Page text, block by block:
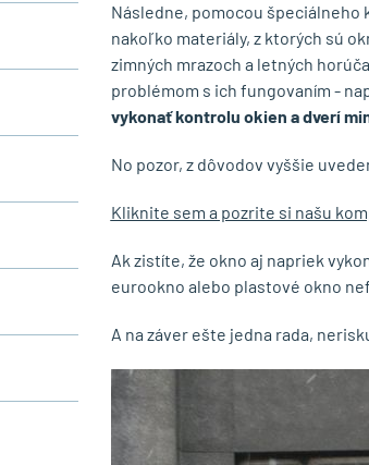
Následne, pomocou špeciálneho
nakoľko materiály, z ktorých sú
zimných mrazoch a letných
problémom s ich fungovaním -
vykonať kontrolu okien a dverí
No pozor, z dôvodov vyššie
Kliknite sem a pozrite si našu
Ak zistíte, že okno aj napriek
eurookno alebo plastové okno
A na záver ešte jedna rada,